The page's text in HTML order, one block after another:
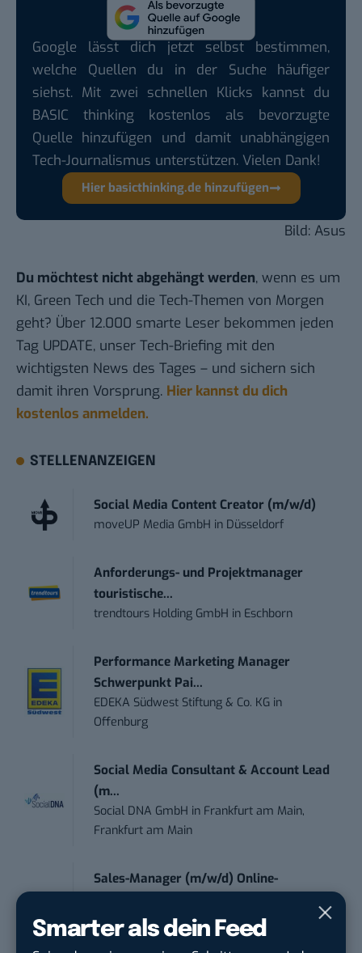
Smarter als dein Feed
Google lässt dich jetzt selbst bestimmen,
welche Quellen du in der Suche häufiger
siehst. Mit zwei schnellen Klicks kannst du
BASIC thinking kostenlos als bevorzugte
Quelle hinzufügen und damit unabhängigen
Tech-Journalismus unterstützen. Vielen Dank!
Hier basicthinking.de hinzufügen
Bild: Asus
Du möchtest nicht abgehängt werden, wenn es um
KI, Green Tech und die Tech-Themen von Morgen
geht? Über 12.000 smarte Leser bekommen jeden
Tag UPDATE, unser Tech-Briefing mit den
wichtigsten News des Tages – und sichern sich
damit ihren Vorsprung. Hier kannst du dich
kostenlos anmelden.
STELLENANZEIGEN
Social Media Content Creator (m/w/d)
moveUP Media GmbH in Düsseldorf
Anforderungs- und Projektmanager
touristische...
trendtours Holding GmbH in Eschborn
Performance Marketing Manager
Schwerpunkt Pai...
EDEKA Südwest Stiftung & Co. KG in
Offenburg
Social Media Consultant & Account Lead
(m...
Social DNA GmbH in Frankfurt am Main,
Frankfurt am Main
Sales-Manager (m/w/d) Online-
.wtv Württemberger Medien GmbH & ...
Heilbronn, F...